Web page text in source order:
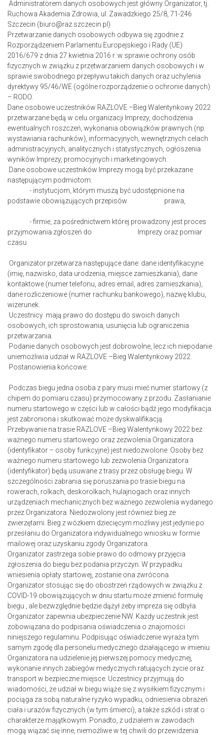
Administratorem danych osobowych jest główny Organizator, tj.
Ruchowa Akademia Zdrowia, ul. Zawadzkiego 25/8, 71-246
Szczecin (biuro@raz.szczecin.pl)
Przetwarzanie danych osobowych odbywa się zgodnie z
Rozporządzeniem Parlamentu Europejskiego i Rady (UE)
2016/679 z dnia 27 kwietnia 2016 r. w sprawie ochrony osób
fizycznych w związku z przetwarzaniem danych osobowych i w
sprawie swobodnego przepływu takich danych oraz uchylenia
dyrektywy 95/46/WE (ogólne rozporządzenie o ochronie danych)
– RODO.
Dane osobowe uczestników RAZLOVE –Bieg Walentynkowy 2022
przetwarzane będą w celu organizacji Imprezy, dochodzenia
ewentualnych roszczeń, wykonania obowiązków prawnych (np.
wystawiania rachunków), informacyjnych, wewnętrznych celach
administracyjnych, analitycznych i statystycznych, ogłoszenia
wyników Imprezy, promocyjnych i marketingowych.
Dane osobowe uczestników Imprezy mogą być przekazane
następującym podmiotom:
- instytucjom, którym muszą być udostępnione na
podstawie obowiązujących przepisów prawa,
- firmie, za pośrednictwem której prowadzony jest proces
przyjmowania zgłoszeń do Imprezy oraz pomiar
czasu
Organizator przetwarza następujące dane: dane identyfikacyjne
(imię, nazwisko, data urodzenia, miejsce zamieszkania), dane
kontaktowe (numer telefonu, adres email, adres zamieszkania),
dane rozliczeniowe (numer rachunku bankowego), nazwę klubu,
wizerunek.
Uczestnicy mają prawo do dostępu do swoich danych
osobowych, ich sprostowania, usunięcia lub ograniczenia
przetwarzania.
Podanie danych osobowych jest dobrowolne, lecz ich niepodanie
uniemożliwia udział w RAZLOVE –Bieg Walentynkowy 2022.
Postanowienia końcowe:
Podczas biegu jedna osoba z pary musi mieć numer startowy (z
chipem do pomiaru czasu) przymocowany z przodu. Zasłanianie
numeru startowego w części lub w całości bądź jego modyfikacja
jest zabroniona i skutkować może dyskwalifikacją.
Przebywanie na trasie RAZLOVE –Bieg Walentynkowy 2022 bez
ważnego numeru startowego oraz zezwolenia Organizatora
(identyfikator – osoby funkcyjne) jest niedozwolone. Osoby bez
ważnego numeru startowego lub zezwolenia Organizatora
(identyfikator) będą usuwane z trasy przez obsługę biegu. W
szczególności zabrania się poruszania po trasie biegu na
rowerach, rolkach, deskorolkach, hulajnogach oraz innych
urządzeniach mechanicznych bez ważnego zezwolenia wydanego
przez Organizatora. Niedozwolony jest również bieg ze
zwierzętami. Bieg z wózkiem dziecięcym możliwy jest jedynie po
przesłaniu do Organizatora indywidualnego wniosku w formie
mailowej oraz uzyskaniu zgody Organizatora.
Organizator zastrzega sobie prawo do odmowy przyjęcia
zgłoszenia do biegu bez podania przyczyn. W przypadku
wniesienia opłaty startowej, zostanie ona zwrócona.
Organizator stosując się do obostrzeń rządowych w związku z
COVID-19 obowiązujących w dniu startu może zmienić formułę
biegu , ale bezwzględnie będzie dążył żeby impreza się odbyła.
Organizator zapewnia ubezpieczenie NW. Każdy uczestnik jest
zobowiązana do podpisania oświadczenia o znajomości
niniejszego regulaminu. Podpisując oświadczenie wyraża tym
samym zgodę dla personelu medycznego działającego w imieniu
Organizatora na udzielenie jej pierwszej pomocy medycznej,
wykonanie innych zabiegów medycznych ratujących życie oraz
transport w bezpieczne miejsce. Uczestnicy przyjmują do
wiadomości, że udział w biegu wiąże się z wysiłkiem fizycznym i
pociąga za sobą naturalne ryzyko wypadku, odniesienia obrażeń
ciała i urazów fizycznych (w tym śmierci), a także szkód i strat o
charakterze majątkowym. Ponadto, z udziałem w zawodach
mogą wiązać się inne, niemożliwe w tej chwili do przewidzenia